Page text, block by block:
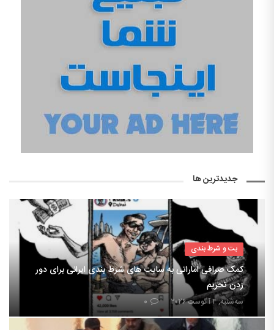
جدیدترین ها
بت و شرط بندی
کمک صرافی اماراتی به سایت های شرط بندی ایرانی برای دور
زدن تحریم
سه‌شنبه, ۴ آگوست ۲۰۲۶ ۰